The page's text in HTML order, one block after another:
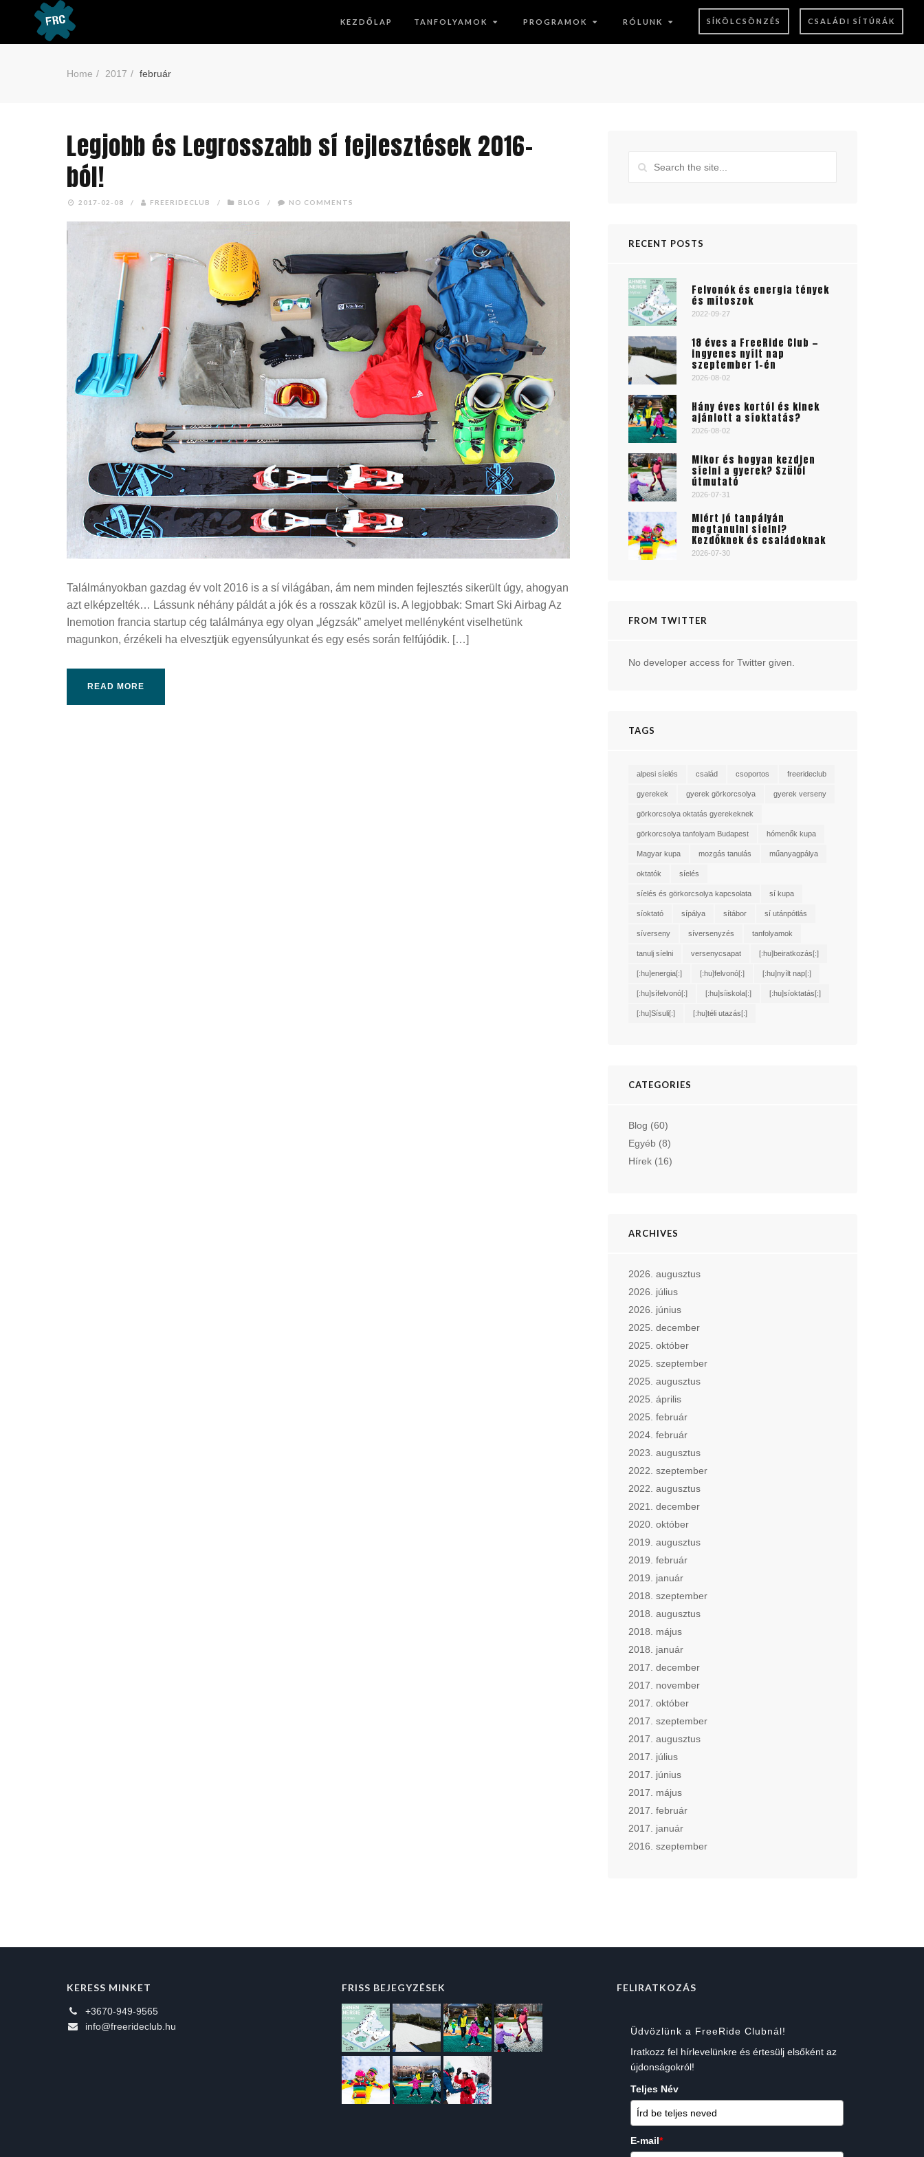
KEZDŐLAP TANFOLYAMOK PROGRAMOK RÓLUNK SÍKÖLCSÖNZÉS CSALÁDI SÍTÚRÁK
Home 2017 február
Legjobb és Legrosszabb sí fejlesztések 2016-
ból!
2017-02-08 / FREERIDECLUB / BLOG / NO COMMENTS
Találmányokban gazdag év volt 2016 is a sí világában, ám nem minden fejlesztés sikerült úgy, ahogyan
azt elképzelték… Lássunk néhány páldát a jók és a rosszak közül is. A legjobbak: Smart Ski Airbag Az
Inemotion francia startup cég találmánya egy olyan „légzsák” amelyet mellényként viselhetünk
magunkon, érzékeli ha elvesztjük egyensúlyunkat és egy esés során felfújódik. […]
READ MORE
RECENT POSTS
Felvonók és energia tények
és mítoszok
2022-09-27
18 éves a FreeRide Club —
ingyenes nyílt nap
szeptember 1-én
2026-08-02
Hány éves kortól és kinek
ajánlott a síoktatás?
2026-08-02
Mikor és hogyan kezdjen
síelni a gyerek? Szülői
útmutató
2026-07-31
Miért jó tanpályán
megtanulni síelni?
Kezdőknek és családoknak
2026-07-30
FROM TWITTER
No developer access for Twitter given.
TAGS
alpesi síelés család csoportos freerideclub
gyerekek gyerek görkorcsolya gyerek verseny
görkorcsolya oktatás gyerekeknek
görkorcsolya tanfolyam Budapest hómenők kupa
Magyar kupa mozgás tanulás műanyagpálya
oktatók síelés
síelés és görkorcsolya kapcsolata sí kupa
síoktató sípálya sítábor sí utánpótlás
síverseny síversenyzés tanfolyamok
tanulj síelni versenycsapat [:hu]beiratkozás[:]
[:hu]energia[:] [:hu]felvonó[:] [:hu]nyílt nap[:]
[:hu]sífelvonó[:] [:hu]síiskola[:] [:hu]síoktatás[:]
[:hu]Sísuli[:] [:hu]téli utazás[:]
CATEGORIES
Blog (60)
Egyéb(8)
Hírek(16)
ARCHIVES
2026. augusztus
2026. július
2026. június
2025. december
2025. október
2025. szeptember
2025. augusztus
2025. április
2025. február
2024. február
2023. augusztus
2022. szeptember
2022. augusztus
2021. december
2020. október
2019. augusztus
2019. február
2019. január
2018. szeptember
2018. augusztus
2018. május
2018. január
2017. december
2017. november
2017. október
2017. szeptember
2017. augusztus
2017. július
2017. június
2017. május
2017. február
2017. január
2016. szeptember
KERESS MINKET
+3670-949-9565
info@freerideclub.hu
FRISS BEJEGYZÉSEK FELIRATKOZÁS
Üdvözlünk a FreeRide Clubnál!
Iratkozz fel hírlevelünkre és értesülj elsőként az
újdonságokról!
Teljes Név
E-mail*